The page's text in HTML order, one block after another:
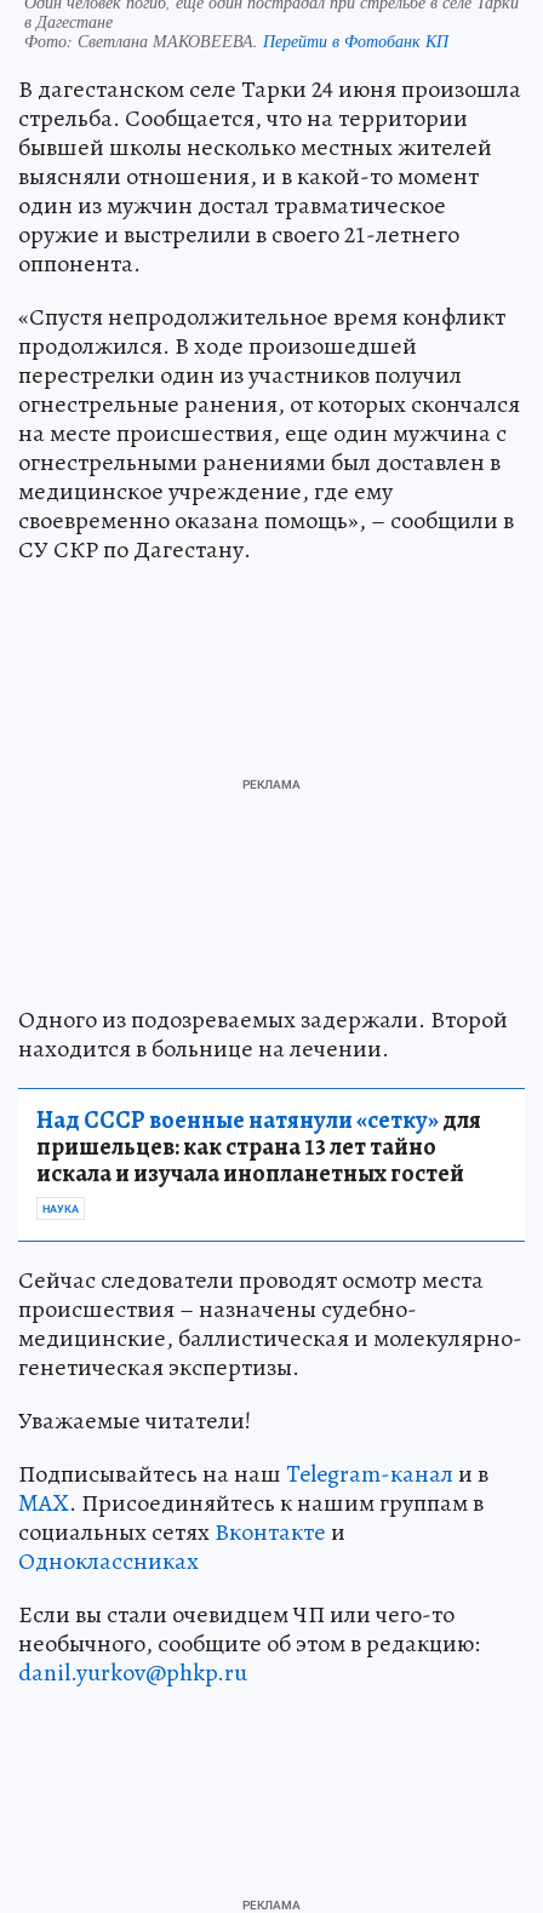
в Дагестане
Фото: Светлана МАКОВЕЕВА. Перейти в Фотобанк КП
В дагестанском селе Тарки 24 июня произошла
стрельба. Сообщается, что на территории
бывшей школы несколько местных жителей
выясняли отношения, и в какой-то момент
один из мужчин достал травматическое
оружие и выстрелили в своего 21-летнего
оппонента.
«Спустя непродолжительное время конфликт
продолжился. В ходе произошедшей
перестрелки один из участников получил
огнестрельные ранения, от которых скончался
на месте происшествия, еще один мужчина с
огнестрельными ранениями был доставлен в
медицинское учреждение, где ему
своевременно оказана помощь», – сообщили в
СУ СКР по Дагестану.
Одного из подозреваемых задержали. Второй
находится в больнице на лечении.
Над СССР военные натянули «сетку»для
пришельцев: как страна 13 лет тайно
искала и изучала инопланетных гостей
НАУКА
Сейчас следователи проводят осмотр места
происшествия – назначены судебно-
медицинские, баллистическая и молекулярно-
генетическая экспертизы.
Уважаемые читатели!
Подписывайтесь на нашTelegram-канали в
MAX. Присоединяйтесь к нашим группам в
социальных сетяхВконтактеи
Одноклассниках
Если вы стали очевидцем ЧП или чего-то
необычного, сообщите об этом в редакцию:
danil.yurkov@phkp.ru